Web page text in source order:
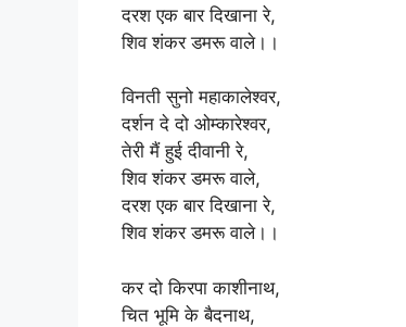
दरश एक बार दिखाना रे,
शिव शंकर डमरू वाले।।
विनती सुनो महाकालेश्वर,
दर्शन दे दो ओम्कारेश्वर,
तेरी मैं हुई दीवानी रे,
शिव शंकर डमरू वाले,
दरश एक बार दिखाना रे,
शिव शंकर डमरू वाले।।
कर दो किरपा काशीनाथ,
चित भूमि के बैदनाथ,